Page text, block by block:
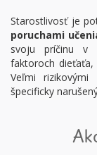
Starostlivosť je
poruchami
svoju príčinu v
faktoroch dieťaťa,
Veľmi
špecificky